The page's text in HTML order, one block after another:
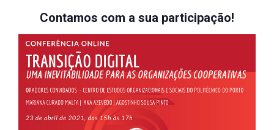
Contamos com a sua participação!